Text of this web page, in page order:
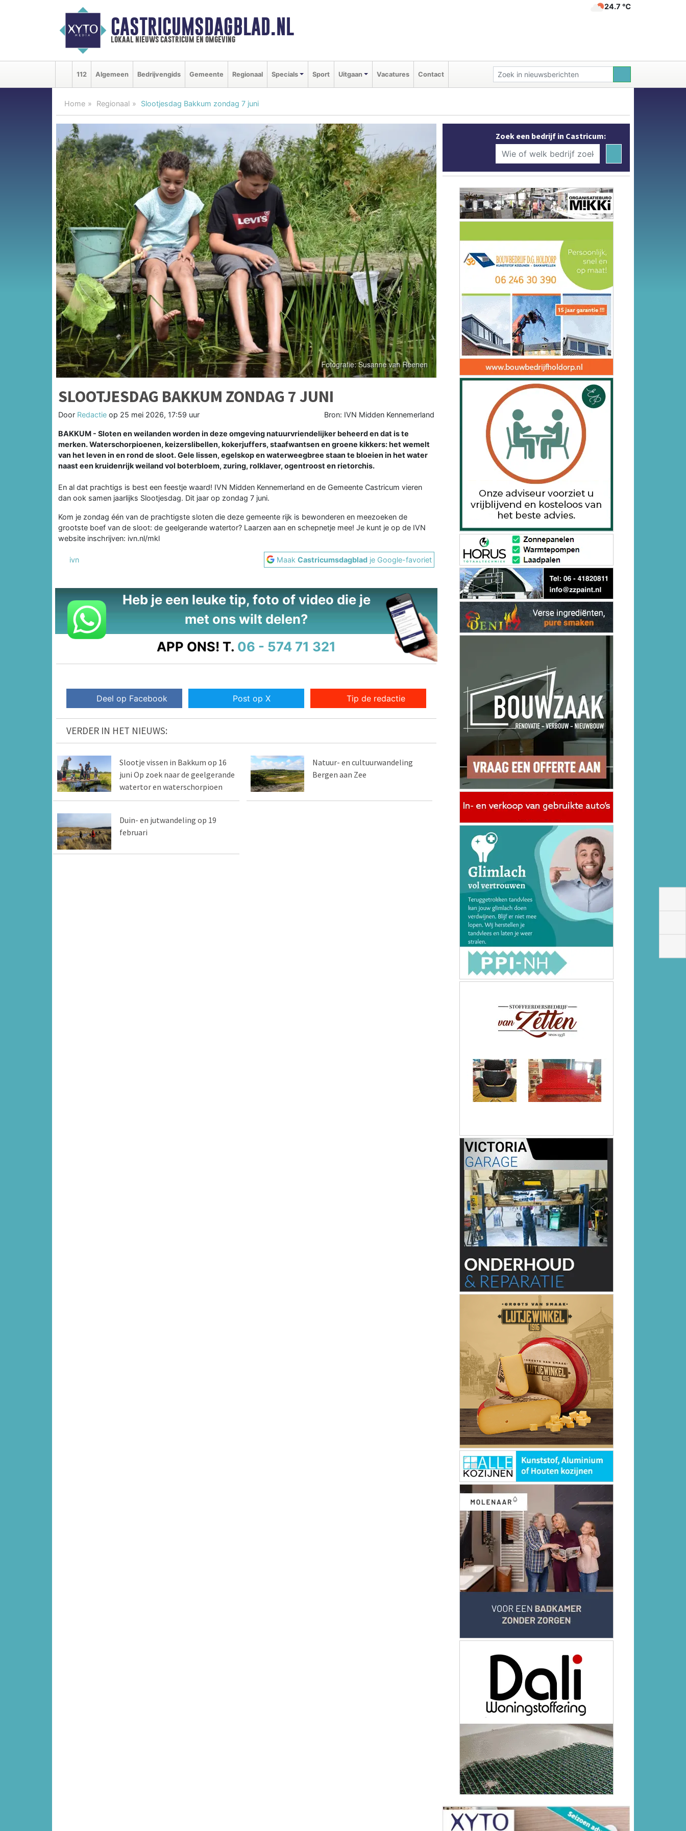
CASTRICUMSDAGBLAD.NL
lokaal nieuws castricum en omgeving
24.7 ℃
112 Algemeen Bedrijvengids Gemeente Regionaal Specials Sport Uitgaan Vacatures Contact
Home Regionaal Slootjesdag Bakkum zondag 7 juni
SLOOTJESDAG BAKKUM ZONDAG 7 JUNI
Door Redactie op 25 mei 2026, 17:59 uur Bron: IVN Midden Kennemerland
BAKKUM - Sloten en weilanden worden in deze omgeving natuurvriendelijker beheerd en dat is te
merken. Waterschorpioenen, keizerslibellen, kokerjuffers, staafwantsen en groene kikkers: het wemelt
van het leven in en rond de sloot. Gele lissen, egelskop en waterweegbree staan te bloeien in het water
naast een kruidenrijk weiland vol boterbloem, zuring, rolklaver, ogentroost en rietorchis.
En al dat prachtigs is best een feestje waard! IVN Midden Kennemerland en de Gemeente Castricum vieren
dan ook samen jaarlijks Slootjesdag. Dit jaar op zondag 7 juni.
Kom je zondag één van de prachtigste sloten die deze gemeente rijk is bewonderen en meezoeken de
grootste boef van de sloot: de geelgerande watertor? Laarzen aan en schepnetje mee! Je kunt je op de IVN
website inschrijven: ivn.nl/mkl
ivn MaakCastricumsdagblad je Google-favoriet
Heb je een leuke tip, foto of video die je
met ons wilt delen?
APP ONS! T. 06 - 574 71 321
Deel op Facebook Post op X Tip de redactie
VERDER IN HET NIEUWS:
Slootje vissen in Bakkum op 16
juni Op zoek naar de geelgerande
watertor en waterschorpioen
Natuur- en cultuurwandeling
Bergen aan Zee
Duin- en jutwandeling op 19
februari
Zoek een bedrijf in Castricum: